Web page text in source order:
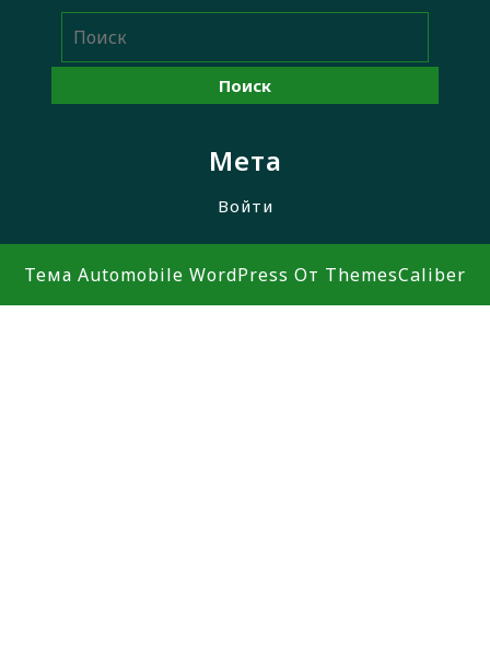
Мета
Войти
Тема Automobile WordPress От ThemesCaliber